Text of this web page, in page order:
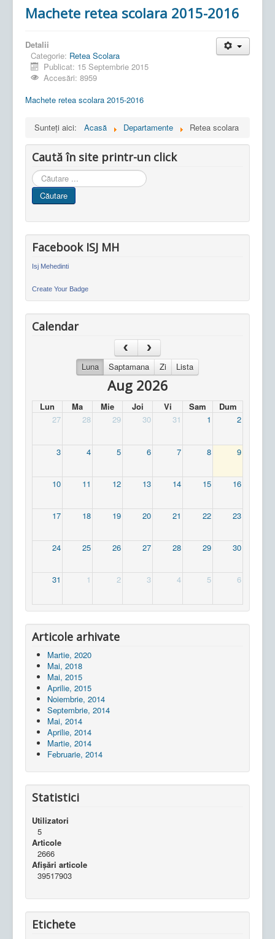
Machete retea scolara 2015-2016
Detalii
Categorie: Retea Scolara
Publicat: 15 Septembrie 2015
Accesări: 8959
Machete retea scolara 2015-2016
Sunteți aici: Acasă Departamente Retea scolara
Caută în site printr-un click
Cauta
in
site
Căutare
Facebook ISJ MH
Isj Mehedinti
Create Your Badge
Calendar
Luna Saptamana Zi Lista
Aug 2026
Lun Ma Mie Joi Vi Sam
Dum
27
28 29 30 31 1 2
3 4 5 6 7 8 9
10 11 12 13 14 15 16
17 18 19 20 21 22 23
24 25 26 27 28 29 30
31 1 2 3 4 5 6
Articole arhivate
Martie, 2020
Mai, 2018
Mai, 2015
Aprilie, 2015
Noiembrie, 2014
Septembrie, 2014
Mai, 2014
Aprilie, 2014
Martie, 2014
Februarie, 2014
Statistici
Utilizatori
5
Articole
2666
Afișări articole
39517903
Etichete